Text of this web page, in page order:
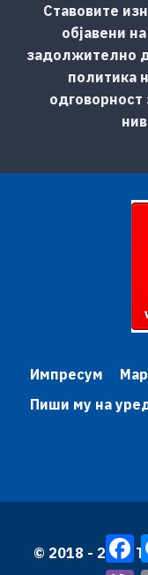
Ставовите
објавени
задолжително
политика
одговорност
Импресум
Пиши му на
© 2018 - 2026